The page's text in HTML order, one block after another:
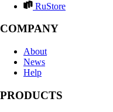
RuStore
COMPANY
About
News
Help
PRODUCTS